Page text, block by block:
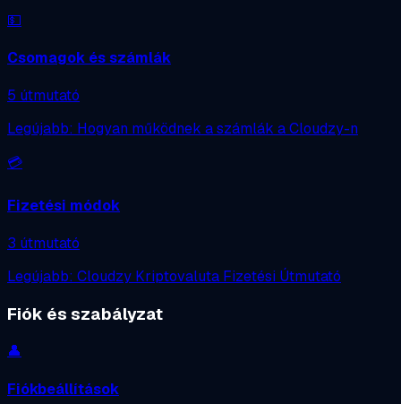
💵
Csomagok és számlák
5 útmutató
Legújabb: Hogyan működnek a számlák a Cloudzy-n
💳
Fizetési módok
3 útmutató
Legújabb: Cloudzy Kriptovaluta Fizetési Útmutató
Fiók és szabályzat
👤
Fiókbeállítások